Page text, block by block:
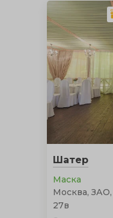
формы на ваш выбор.
обустроены сценой,
защитить
Укрыться от грозы и
террасе, но там
день. Открытая
проведения
зелени, однако она
и дождя, в отличие
Шатер
Маска
Москва, ЗАО,
27в